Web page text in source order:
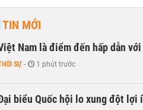
TIN MỚI
Nam là điểm đến hấp dẫn
SỰ - 1 phút trước
biểu Quốc hội lo xung đột lợi